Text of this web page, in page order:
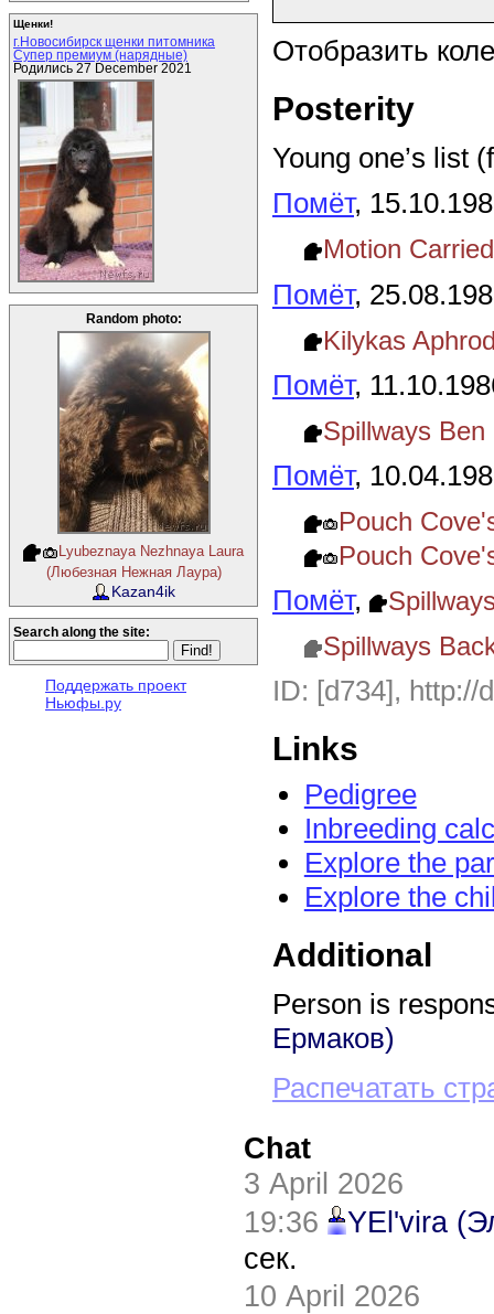
Щенки!
г.Новосибирск щенки питомника
Супер премиум (нарядные)
Родились 27 December 2021
Random photo:
Lyubeznaya Nezhnaya Laura
(Любезная Нежная Лаура)
Kazan4ik
Search along the site:
Поддержать проект
Ньюфы.ру
Отобразить
Posterity
Young one’s list
Помёт,
Motion
Помёт,
Kilykas
Помёт,
Spillways
Помёт,
Pouch
Pouch
Помёт,
Spillways
ID: [d734], http://
Links
Pedigree
Inbreeding
Explore the
Explore the
Additional
Person is
Ермаков)
Распечатать
Chat
3 April 2026
19:36
YEl'vira
сек.
10 April 2026